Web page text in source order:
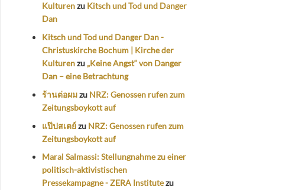
Kulturenzu Kitsch und Tod und Danger
Dan
Kitsch und Tod und Danger Dan -
Christuskirche Bochum | Kirche der
Kulturenzu „Keine Angst“ von Danger
Dan – eine Betrachtung
ร้านต่อผมzu NRZ: Genossen rufen zum
Zeitungsboykott auf
แป๊ปสเตย์zu NRZ: Genossen rufen zum
Zeitungsboykott auf
Maral Salmassi: Stellungnahme zu einer
politisch-aktivistischen
Pressekampagne - ZERA Institutezu